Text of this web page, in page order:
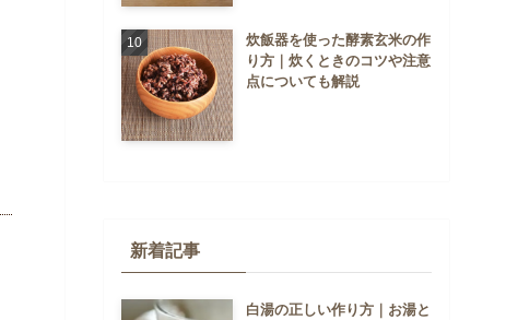
炊飯器を使った酵素玄米の作
り方｜炊くときのコツや注意
点についても解説
新着記事
白湯の正しい作り方｜お湯と